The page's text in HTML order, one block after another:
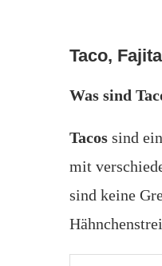
Taco,
Was sind
Tacos sind
mit
sind keine